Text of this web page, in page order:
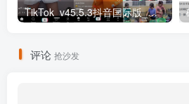
TikTok_v45.5.3抖音国际版_免拔卡解锁全球版
评论 抢沙发